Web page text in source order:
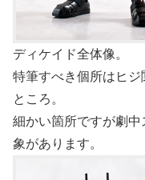
ディケイド全体像。
特筆すべき個所はヒ
ところ。
細かい箇所ですが劇
象があります。